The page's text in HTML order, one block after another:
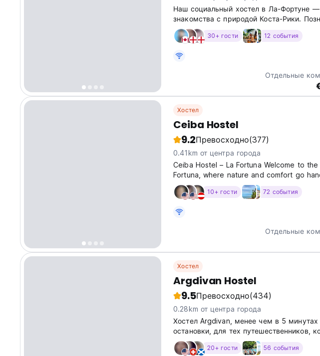
Наш социальный хостел в Ла-Фортуне —
знакомства с природой Коста-Рики.
хостеле Viajero La Fortuna. (Auto-
30+ гости 12 события
Отдельные
Хостел
Ceiba Hostel
9.2Превосходно(377)
0.41km от центра города
Ceiba Hostel – La Fortuna Welcome to
Fortuna, where nature and comfort go
environment without compromising the
Facilities: Nature-inspired common areas,
10+ гости 72 события
Отдельные
Хостел
Argdivan Hostel
9.5Превосходно(434)
0.28km от центра города
Хостел Argdivan, менее чем в 5 минутах
остановки, для тех путешественников,
типичного бюджетного хостела или
почувствовать настоящее волшебство
20+ гости 56 события